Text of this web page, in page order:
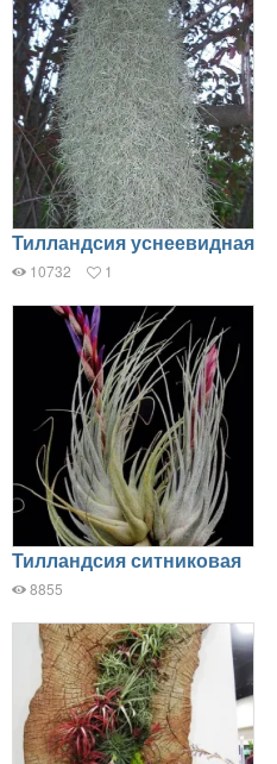
Тилландсия уснеевидная
10732 1
Тилландсия ситниковая
8855